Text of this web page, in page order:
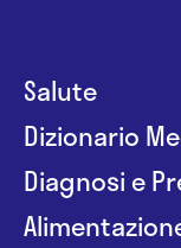
Salute
Dizionario
Diagnosi e